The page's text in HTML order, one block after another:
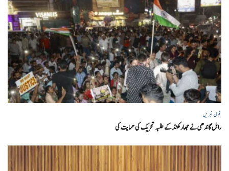
قومی خبریں
راہل گاندھی نے جھارکھنڈ کے طلبہ تحریک کی حمایت کی